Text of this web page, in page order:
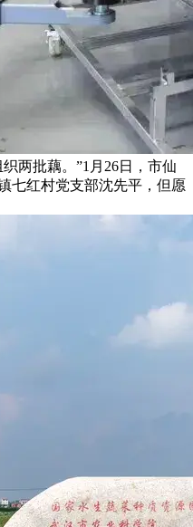
两批藕。”1月26日，市仙
七红村党支部沈先平，但愿